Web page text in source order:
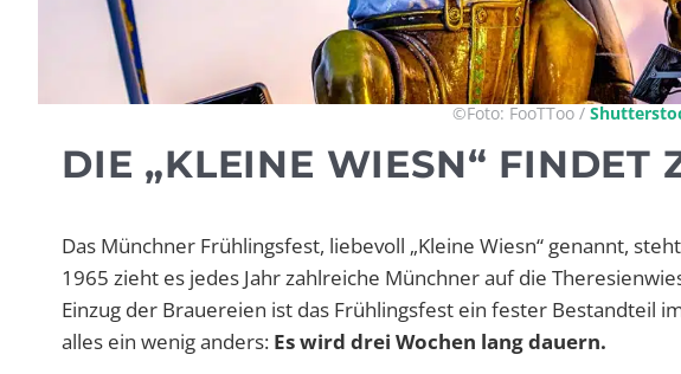
©Foto: FooTToo /
DIE „KLEINE WIESN“ FINDET
Das Münchner Frühlingsfest, liebevoll „Kleine Wiesn“ genannt,
1965 zieht es jedes Jahr zahlreiche Münchner auf die
Einzug der Brauereien ist das Frühlingsfest ein fester Bestandteil
alles ein wenig anders: Es wird drei Wochen lang dauern.